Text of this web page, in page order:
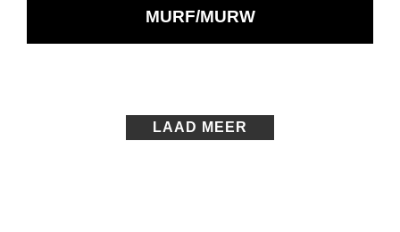
MURF/MURWOPENT
IN
LAAD MEER